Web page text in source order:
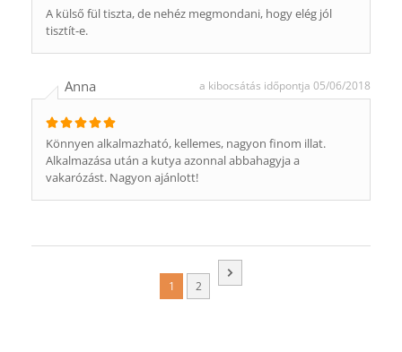
A külső fül tiszta, de nehéz megmondani, hogy elég jól
tisztít-e.
Anna a kibocsátás időpontja 05/06/2018
Könnyen alkalmazható, kellemes, nagyon finom illat.
Alkalmazása után a kutya azonnal abbahagyja a
vakarózást. Nagyon ajánlott!
1 2